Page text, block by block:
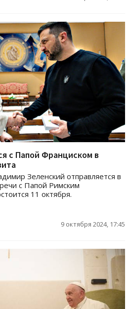
с Папой Франциском в
Зеленский отправляется в
с Папой Римским
11 октября.
9 октября 2024, 17:45